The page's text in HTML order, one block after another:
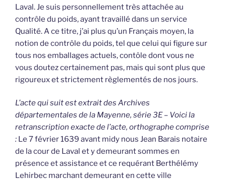
Laval. Je suis personnellement très attachée au
contrôle du poids, ayant travaillé dans un service
Qualité. A ce titre, j’ai plus qu’un Français moyen, la
notion de contrôle du poids, tel que celui qui figure sur
tous nos emballages actuels, contôle dont vous ne
vous doutez certainement pas, mais qui sont plus que
rigoureux et strictement règlementés de nos jours.
L’acte qui suit est extrait des Archives
départementales de la Mayenne, série 3E – Voici la
retranscription exacte de l’acte, orthographe comprise
: Le 7 février 1639 avant midy nous Jean Barais notaire
de la cour de Laval et y demeurant sommes en
présence et assistance et ce requérant Berthélémy
Lehirbec marchant demeurant en cette ville